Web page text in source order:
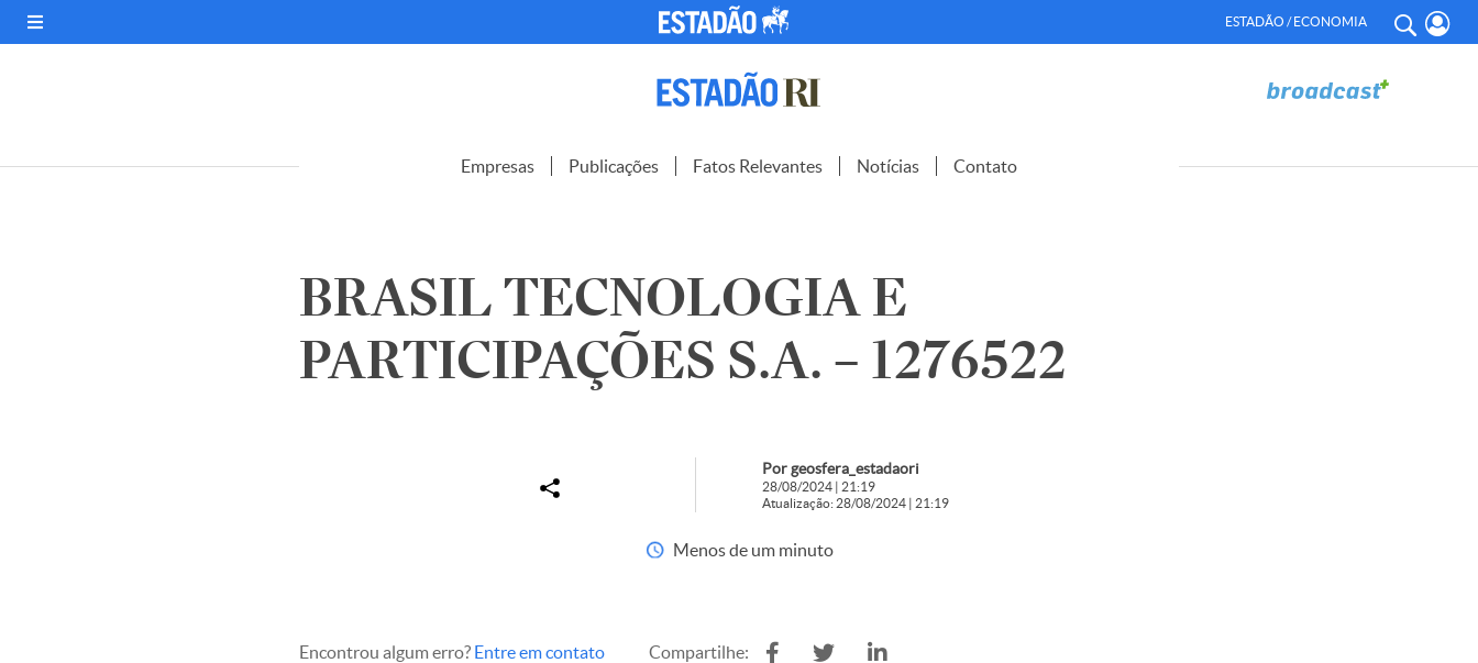
ESTADÃO / ECONOMIA
Empresas Publicações Fatos Relevantes Notícias Contato
BRASIL TECNOLOGIA E
PARTICIPAÇÕES S.A. – 1276522
Por geosfera_estadaori
28/08/2024 | 21:19
Atualização: 28/08/2024 | 21:19
Menos de um minuto
Encontrou algum erro? Entre em contato Compartilhe: